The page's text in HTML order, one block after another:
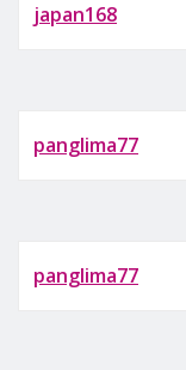
japan168
panglima77
panglima77